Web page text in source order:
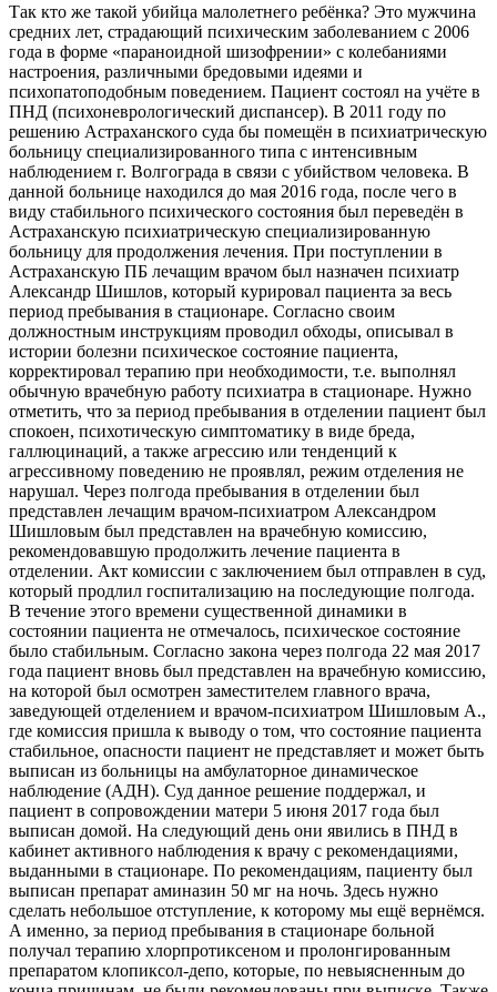
Так кто же такой убийца малолетнего ребёнка? Это мужчина
средних лет, страдающий психическим заболеванием с 2006
года в форме «параноидной шизофрении» с колебаниями
настроения, различными бредовыми идеями и
психопатоподобным поведением. Пациент состоял на учёте в
ПНД (психоневрологический диспансер). В 2011 году по
решению Астраханского суда бы помещён в психиатрическую
больницу специализированного типа с интенсивным
наблюдением г. Волгограда в связи с убийством человека. В
данной больнице находился до мая 2016 года, после чего в
виду стабильного психического состояния был переведён в
Астраханскую психиатрическую специализированную
больницу для продолжения лечения. При поступлении в
Астраханскую ПБ лечащим врачом был назначен психиатр
Александр Шишлов, который курировал пациента за весь
период пребывания в стационаре. Согласно своим
должностным инструкциям проводил обходы, описывал в
истории болезни психическое состояние пациента,
корректировал терапию при необходимости, т.е. выполнял
обычную врачебную работу психиатра в стационаре. Нужно
отметить, что за период пребывания в отделении пациент был
спокоен, психотическую симптоматику в виде бреда,
галлюцинаций, а также агрессию или тенденций к
агрессивному поведению не проявлял, режим отделения не
нарушал. Через полгода пребывания в отделении был
представлен лечащим врачом-психиатром Александром
Шишловым был представлен на врачебную комиссию,
рекомендовавшую продолжить лечение пациента в
отделении. Акт комиссии с заключением был отправлен в суд,
который продлил госпитализацию на последующие полгода.
В течение этого времени существенной динамики в
состоянии пациента не отмечалось, психическое состояние
было стабильным. Согласно закона через полгода 22 мая 2017
года пациент вновь был представлен на врачебную комиссию,
на которой был осмотрен заместителем главного врача,
заведующей отделением и врачом-психиатром Шишловым А.,
где комиссия пришла к выводу о том, что состояние пациента
стабильное, опасности пациент не представляет и может быть
выписан из больницы на амбулаторное динамическое
наблюдение (АДН). Суд данное решение поддержал, и
пациент в сопровождении матери 5 июня 2017 года был
выписан домой. На следующий день они явились в ПНД в
кабинет активного наблюдения к врачу с рекомендациями,
выданными в стационаре. По рекомендациям, пациенту был
выписан препарат аминазин 50 мг на ночь. Здесь нужно
сделать небольшое отступление, к которому мы ещё вернёмся.
А именно, за период пребывания в стационаре больной
получал терапию хлорпротиксеном и пролонгированным
препаратом клопиксол-депо, которые, по невыясненным до